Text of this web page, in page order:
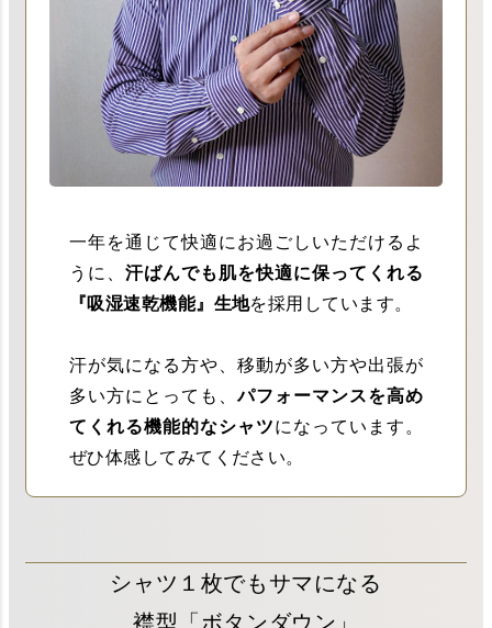
一年を通じて快適にお過ごしいただけるよ
うに、 汗ばんでも肌を快適に保ってくれる
『吸湿速乾機能』生地を採用しています。
汗が気になる方や、移動が多い方や出張が
多い方にとっても、パフォーマンスを高め
てくれる機能的なシャツになっています。
ぜひ体感してみてください。
シャツ１枚でもサマになる
襟型「ボタンダウン」